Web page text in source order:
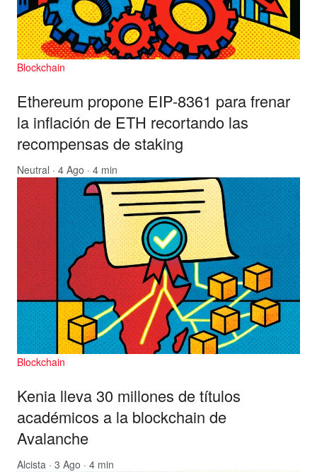
Blockchain
Ethereum propone EIP-8361 para frenar
la inflación de ETH recortando las
recompensas de staking
Neutral · 4 Ago · 4 min
Blockchain
Kenia lleva 30 millones de títulos
académicos a la blockchain de
Avalanche
Alcista · 3 Ago · 4 min